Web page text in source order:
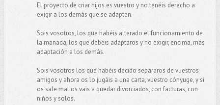
El proyecto de criar hijos es vuestro y no tenéis derecho a
exigir a los demás que se adapten.
Sois vosotros, los que habéis alterado el funcionamiento de
la manada, los que debéis adaptaros y no exigir, encima, más
adaptación a los demás.
Sois vosotros los que habéis decido separaros de vuestros
amigos y ahora os lo jugáis a una carta, vuestro cónyuge, y si
os sale mal os vais a quedar divorciados, con facturas, con
niños y solos.